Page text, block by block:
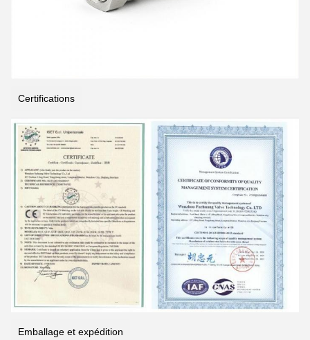
Certifications
Emballage et expédition